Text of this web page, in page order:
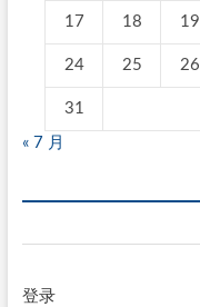
17 18 19
24 25 26
31
« 7 月
登录